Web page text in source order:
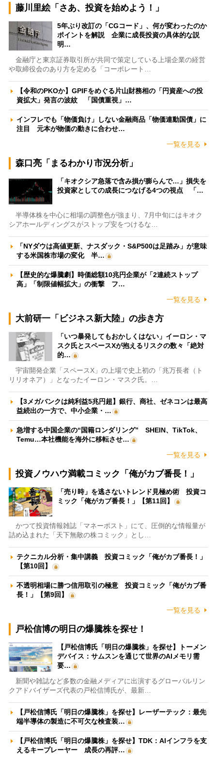
藤川里絵「さあ、投資を始めよう！」
5年ぶり改訂の「CGコード」、何が変わったのか
ポイントを解説 企業に成長投資の具体的な説
明…
金融庁と東京証券取引所が共同で策定している上場企業の経営
や取締役会のあり方を定める「コーポレート…
【令和のPKOか】GPIFをめぐる片山財務相の「円資産への投
資拡大」発言の波紋 「国債重視」…
インフレでも「物価負け」しない金融商品「物価連動国債」に
注目 元本が物価の動きに合わせ…
一覧を見る
森口亮「まるわかり市況分析」
「キオクシア急落で含み損が膨らんで…」損失を
投資家としての成長につなげる4つの視点 「…
半導体株を中心に相場の調整色が強まり、7月中旬にはキオク
シアホールディングスがストップ安をつけるな…
「NYダウは高値更新、ナスダック・S&P500は足踏み」が意味
する米国株市場の変化 半…
【歴史的な爆騰劇】時価総額10兆円企業が「2連続ストップ
高」「制限値幅拡大」の衝撃 フ…
一覧を見る
大前研一「ビジネス新大陸」の歩き方
「いつ暴発してもおかしくはない」イーロン・マ
スク氏とスペースXが抱えるリスクの数々「絶対
的…
宇宙開発企業「スペースX」の上場で史上初の「兆万長者（ト
リリオネア）」となったイーロン・マスク氏。…
【3メガバンクは純利益5兆円超】銀行、商社、ゼネコンは最高
益続出の一方で、中小企業・…
急増する中国企業の“国籍ロンダリング” SHEIN、TikTok、
Temu…本社機能を海外に移転させ…
一覧を見る
投資ノウハウ満載コミック「俺がカブ番長！」
「売り時」を逃さないトレンド見極め術 投資コ
ミック「俺がカブ番長！」【第11回】
かつて投資情報雑誌「マネーポスト」にて、圧倒的な情報量が
詰め込まれた「天下無敵の株コミック」とし…
テクニカル分析・集中講義 投資コミック「俺がカブ番長！」
【第10回】
不透明相場に勝つ信用取引の極意 投資コミック「俺がカブ番
長！」【第9回】
一覧を見る
戸松信博の明日の爆騰株を探せ！
【戸松信博氏「明日の爆騰株」を探せ】トーメン
デバイス：サムスンを通じて世界のAIメモリ需
要…
新聞や雑誌など多数の金融メディアに出演するグローバルリン
クアドバイザーズ代表の戸松信博氏が、最新…
【戸松信博氏「明日の爆騰株」を探せ】レーザーテック：最先
端半導体の製造に不可欠な検査装…
【戸松信博氏「明日の爆騰株」を探せ】TDK：AIインフラを支
えるキープレーヤー 成長の再評…